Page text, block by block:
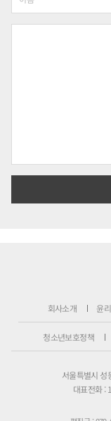
회사소개 윤
청소년보호정책
서울특별시
대표전화 :